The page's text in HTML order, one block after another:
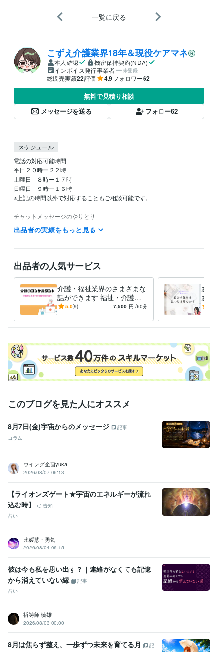
一覧に戻る
こずえ介護業界18年＆現役ケアマネ
本人確認
機密保持契約(NDA)
インボイス発行事業者
未登録
総販売実績22評価 4.9フォロワー62
無料で見積り相談
メッセージを送る
フォロー62
スケジュール
電話の対応可能時間
平日２０時ー２２時
土曜日　８時ー１７時
日曜日　９時ー１６時
※上記の時間以外で対応することもご相談可能です。
チャットメッセージのやりとり
基本的には
平日　２０時～のみ
電話の受付に関しましては、ココナラの通話での対応のみとなっており
ます。
DMは２４時間受け付けています。
経験職種
ライフスタイル・その他 / カウンセラー・コーチ 経験年数 : 1年
職歴
資格・検定
ケアマネジャー（介護支援専門員） 取得年 : 2012年
介護福祉士 取得年 : 2007年
が貯まる方法 起業塾に行ってみたいけど、ぶっちゃけ話
介護 ビジネス カウンセラー 夫婦 人生
出品者の実績をもっと見る
出品者の人気サービス
介護・福祉業界のさまざまな
話ができます 福祉・介護業
界についてリサーチしたい方
5.0(9) 7,500 円 /60分
あな
あな
な働
このブログを見た人にオススメ
8月7日(金)宇宙からのメッセージ
記事
コラム
ウイング企画yuka
2026/08/07 06:13
【ライオンズゲート★宇宙のエネルギーが流れ
込む時】
告知
占い
比媛慧・勇気
2026/08/04 06:15
彼は今も私を思い出す？｜連絡がなくても記憶
から消えていない縁
記事
占い
祈祷師 暁雄
2026/08/03 00:00
8月は焦らず整え、一歩ずつ未来を育てる月
記